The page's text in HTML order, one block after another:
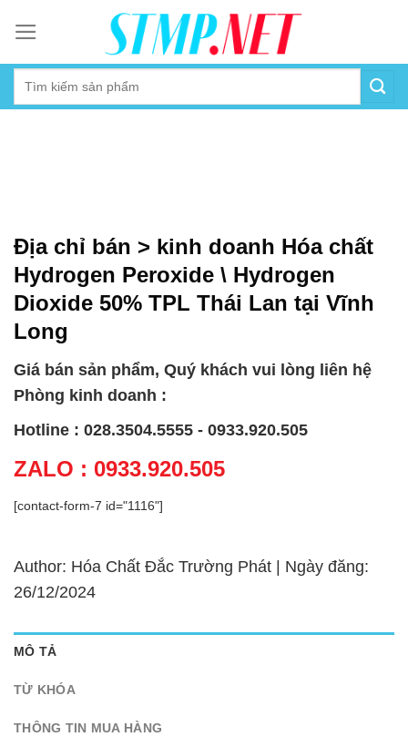
content
Địa chỉ bán > kinh doanh Hóa chất
Hydrogen Peroxide \ Hydrogen
Dioxide 50% TPL Thái Lan tại Vĩnh
Long
Giá bán sản phẩm, Quý khách vui lòng liên hệ
Phòng kinh doanh :
Hotline : 028.3504.5555 - 0933.920.505
ZALO : 0933.920.505
[contact-form-7 id="1116"]
Author: Hóa Chất Đắc Trường Phát | Ngày đăng:
26/12/2024
MÔ TẢ
TỪ KHÓA
THÔNG TIN MUA HÀNG